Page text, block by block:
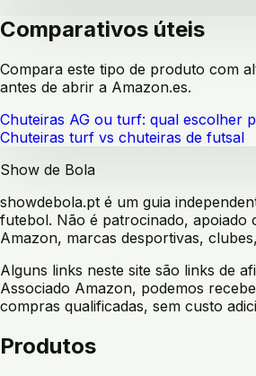
Comparativos úteis
Compara este tipo de produto com
antes de abrir a Amazon.es.
Chuteiras AG ou turf: qual escolher
Chuteiras turf vs chuteiras de futsal
Show de Bola
showdebola.pt é um guia
futebol. Não é patrocinado, apoiado
Amazon, marcas desportivas,
Alguns links neste site são links de
Associado Amazon, podemos
compras qualificadas, sem custo
Produtos